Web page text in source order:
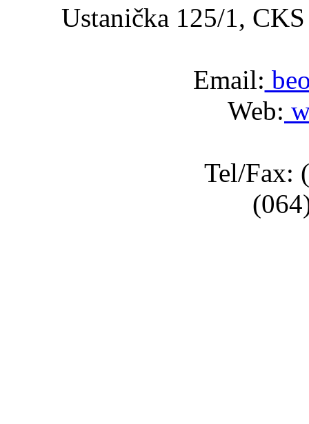
Ustanička 125/1,
Email:
Web:
Tel/Fax: